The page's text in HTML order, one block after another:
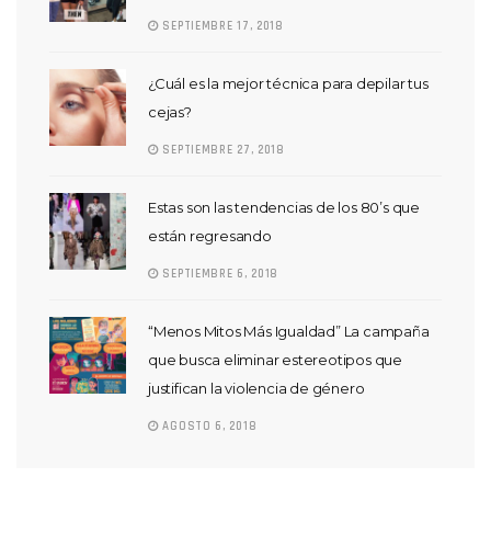
SEPTIEMBRE 17, 2018
¿Cuál es la mejor técnica para depilar tus
cejas?
SEPTIEMBRE 27, 2018
Estas son las tendencias de los 80’s que
están regresando
SEPTIEMBRE 6, 2018
“Menos Mitos Más Igualdad” La campaña
que busca eliminar estereotipos que
justifican la violencia de género
AGOSTO 6, 2018